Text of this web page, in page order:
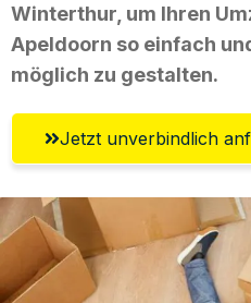
Winterthur, um Ihren
Apeldoorn so einfach
möglich zu gestalten.
Jetzt unverbindlich